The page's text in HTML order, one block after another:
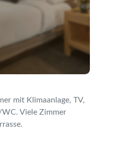
mit Klimaanlage, TV,
Viele Zimmer